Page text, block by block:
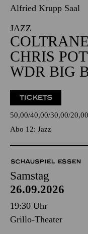
Alfried Krupp Saal
JAZZ
CHRIS
WDR BIG
TICKETS
50,00 40,00 30,00 20,00
Abo 12: Jazz
SCHAUSPIEL ESSEN
Samstag
26.09.2026
19:30 Uhr
Grillo-Theater